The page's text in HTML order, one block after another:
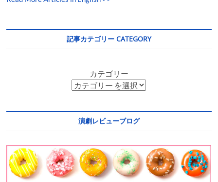
記事カテゴリー CATEGORY
カテゴリー
演劇レビューブログ